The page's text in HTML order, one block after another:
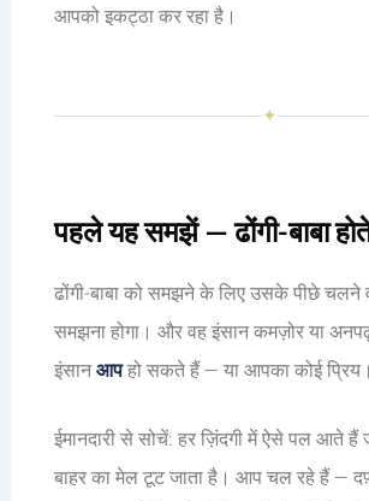
आपको इकट्ठा कर रहा है।
✦
पहले यह समझें — ढोंगी-बाबा होते
ढोंगी-बाबा को समझने के लिए उसके पीछे चलने
समझना होगा। और वह इंसान कमज़ोर या
इंसानआपहो सकते हैं — या आपका कोई प्रिय।
ईमानदारी से सोचें: हर ज़िंदगी में ऐसे पल आते
बाहर का मेल टूट जाता है। आप चल रहे हैं —